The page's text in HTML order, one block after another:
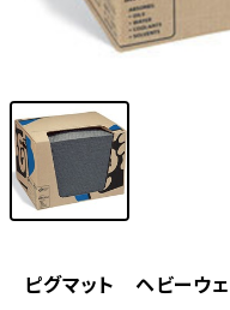
ピグマット ヘビーウ